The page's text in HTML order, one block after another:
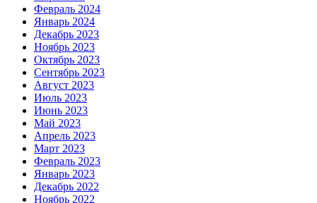
Февраль 2024
Январь 2024
Декабрь 2023
Ноябрь 2023
Октябрь 2023
Сентябрь 2023
Август 2023
Июль 2023
Июнь 2023
Май 2023
Апрель 2023
Март 2023
Февраль 2023
Январь 2023
Декабрь 2022
Ноябрь 2022